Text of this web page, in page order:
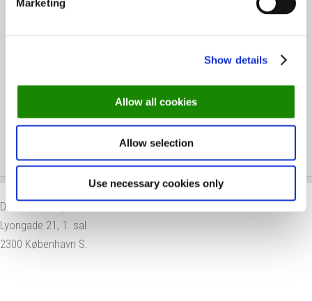
Marketing
Show details
Allow all cookies
Allow selection
Use necessary cookies only
Skønne steder med udeservering i Odense
DinnerBooking.com
Lyongade 21, 1. sal
2300 København S.